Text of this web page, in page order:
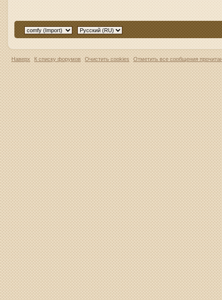
Наверх К списку форумов Очистить cookies Отметить все сообщения